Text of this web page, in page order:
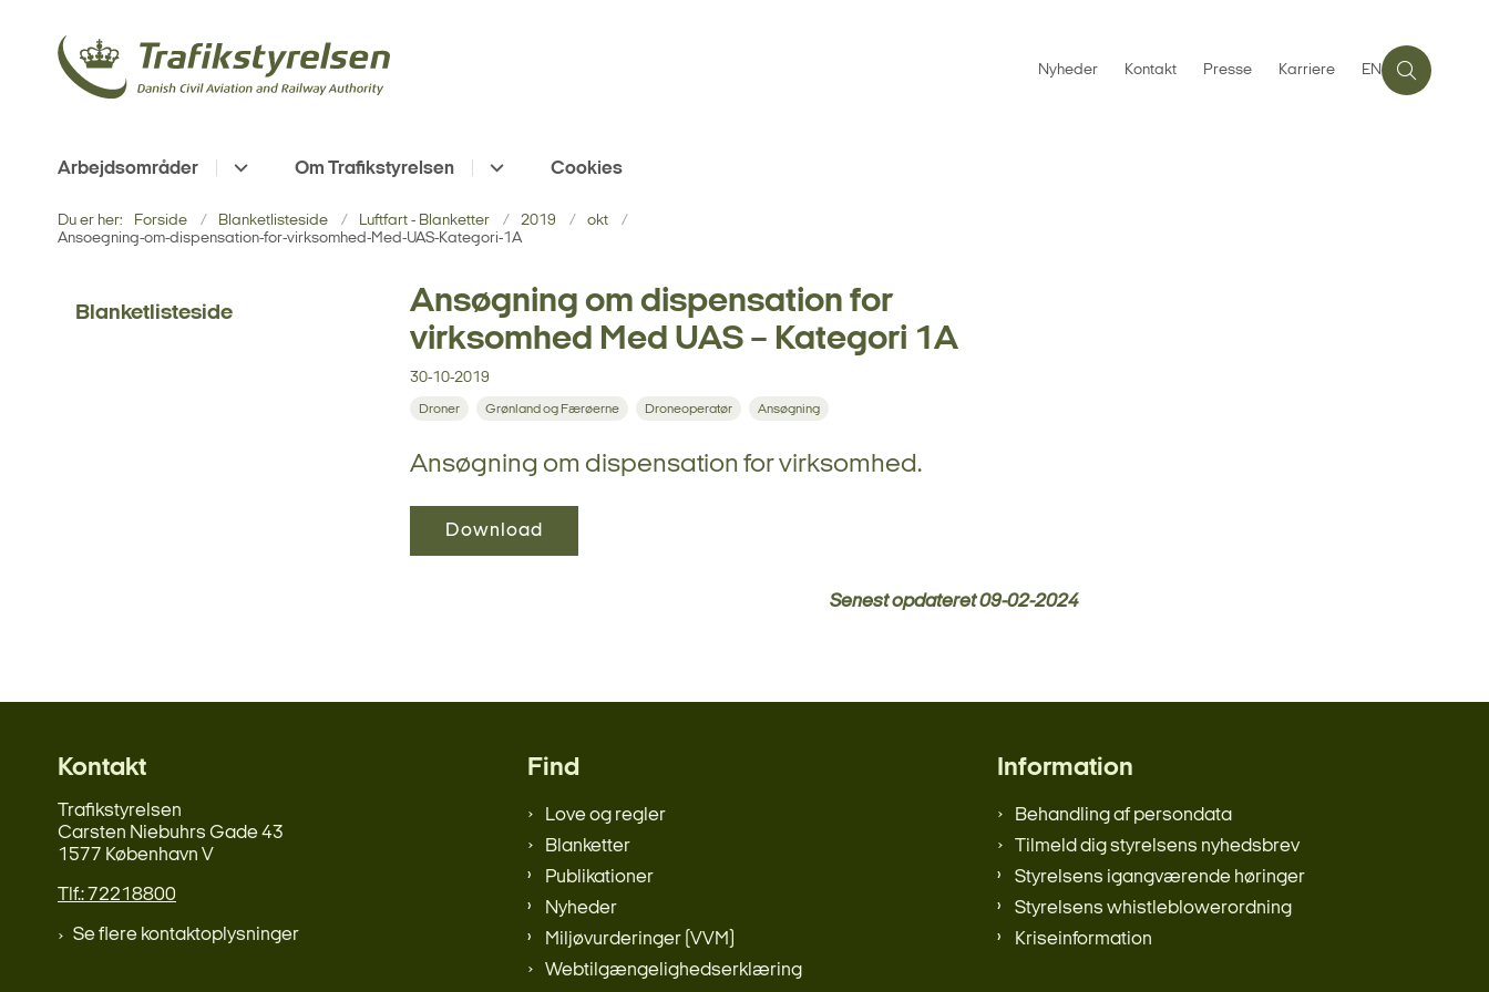
Nyheder Kontakt Presse Karriere EN
Arbejdsområder Om Trafikstyrelsen Cookies
Du er her: Forside Blanketlisteside Luftfart - Blanketter 2019
okt
Ansoegning-om-dispensation-for-virksomhed-Med-UAS-Kategori-1A
Blanketlisteside
Ansøgning om dispensation for
virksomhed Med UAS – Kategori 1A
30-10-2019
Droner Grønland og Færøerne Droneoperatør Ansøgning
Ansøgning om dispensation for virksomhed.
Download
Senest opdateret09-02-2024
Kontakt
Trafikstyrelsen
Carsten Niebuhrs Gade 43
1577 København V
Tlf.: 72218800
Se flere kontaktoplysninger
Find
Love og regler
Blanketter
Publikationer
Nyheder
Miljøvurderinger (VVM)
Webtilgængelighedserklæring
Information
Behandling af persondata
Tilmeld dig styrelsens nyhedsbrev
Styrelsens igangværende høringer
Styrelsens whistleblowerordning
Kriseinformation